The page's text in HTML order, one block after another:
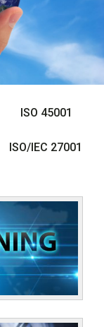
ISO 45001
ISO/IEC 27001